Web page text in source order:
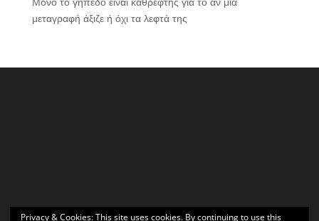
μεταγραφή άξιζε ή όχι τα λεφτά της
Privacy & Cookies: This site uses cookies. By continuing to use this